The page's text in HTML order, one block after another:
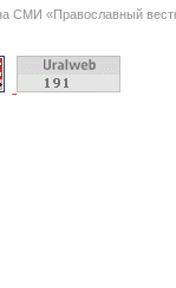
СМИ «Православный